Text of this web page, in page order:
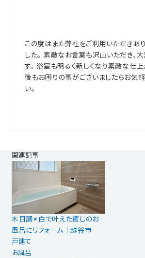
この度はまた弊社をご利用いただきあ
した。 素敵なお言葉も沢山いただき、
す。 浴室も明るく新しくなり素敵な仕上
後もお困りの事がございましたらお気
い。
関連記事
木目調×白で叶えた癒しのお
風呂にリフォーム｜越谷市
戸建て
お風呂